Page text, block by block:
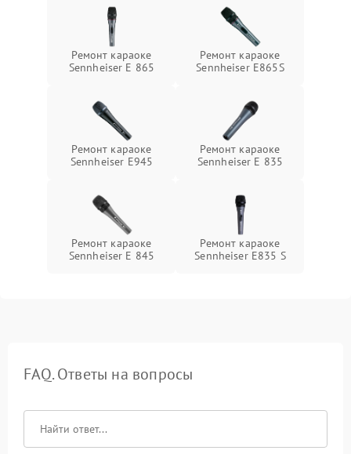
Ремонт караоке
Sennheiser E 865
Ремонт караоке
Sennheiser E865S
Ремонт караоке
Sennheiser E945
Ремонт караоке
Sennheiser E 835
Ремонт караоке
Sennheiser E 845
Ремонт караоке
Sennheiser E835 S
FAQ. Ответы на вопросы